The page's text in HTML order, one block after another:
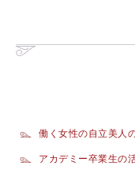
働く女性の自立美人
アカデミー卒業生の